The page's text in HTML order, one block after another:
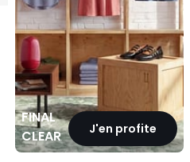
FINAL
CLEARANCEJ'en profite